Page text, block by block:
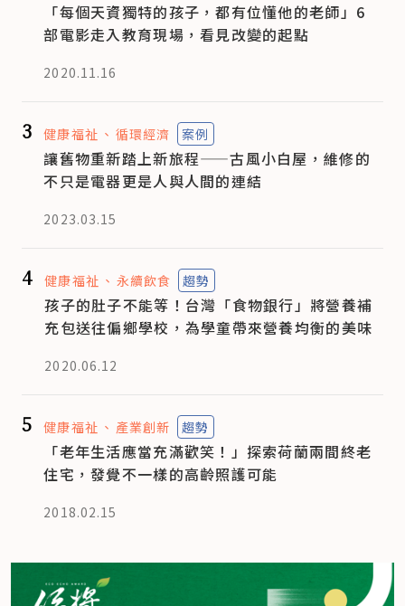
「每個天資獨特的孩子，都有位懂他的老師」6
部電影走入教育現場，看見改變的起點
2020.11.16
3 健康福祉 循環經濟 案例
讓舊物重新踏上新旅程——古風小白屋，維修的
不只是電器更是人與人間的連結
2023.03.15
4 健康福祉 永續飲食 趨勢
孩子的肚子不能等！台灣「食物銀行」將營養補
充包送往偏鄉學校，為學童帶來營養均衡的美味
2020.06.12
5 健康福祉 產業創新 趨勢
「老年生活應當充滿歡笑！」探索荷蘭兩間終老
住宅，發覺不一樣的高齡照護可能
2018.02.15